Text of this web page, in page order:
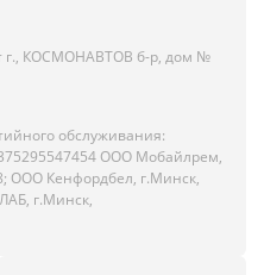
г., КОСМОНАВТОВ б-р, дом №
обслуживания:
ООО Мобайлрем,
ООО Кенфордбел, г.Минск,
г.Минск,